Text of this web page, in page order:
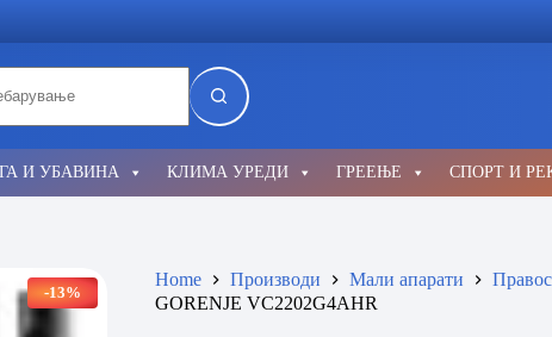
И УБАВИНА КЛИМА УРЕДИ ГРЕЕЊЕ СПОРТ И
-13%
Home Производи Мали апарати
GORENJE VC2202G4AHR